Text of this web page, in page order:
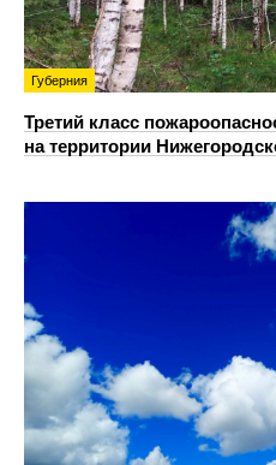
Губерния
Третий класс
на территории